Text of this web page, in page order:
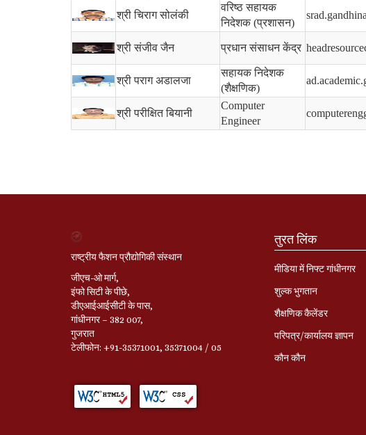
श्री चिराग सोलंकी
वरिष्ठ सहायक
निदेशक (प्रशासन)
श्री संजीव जैन प्रधान संसाधन केंद्र
श्री पराग अडालजा
सहायक निदेशक
(शैक्षणिक)
श्री परीक्षित बियानी
Computer
Engineer
राष्ट्रीय फैशन प्रौद्योगिकी संस्थान
जीएच-ओ मार्ग,
इंफो सिटी के पीछे,
डीएआईआईसीटी के पास,
गांधीनगर – 382 007,
गुजरात
टेलीफोन: +91-35371001, 35371004 / 05
तुरत लिंक
मीडिया में निफ्ट गांधीनगर
शुल्क भुगतान
शैक्षणिक कैलेंडर
परिपत्र/कार्यालय ज्ञापन
कौन कौन